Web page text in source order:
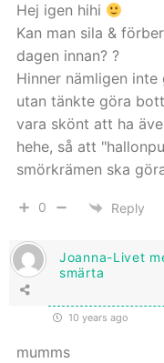
Hej igen hihi
Kan man sila &
dagen innan? ?
Hinner nämligen
utan tänkte göra
vara skönt att ha
hehe, så att
smörkrämen ska
0 Reply
Joanna-Livet
smärta
10 years ago
mumms